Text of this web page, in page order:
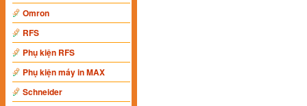
Omron
RFS
Phụ kiện RFS
Phụ kiện máy in MAX
Schneider